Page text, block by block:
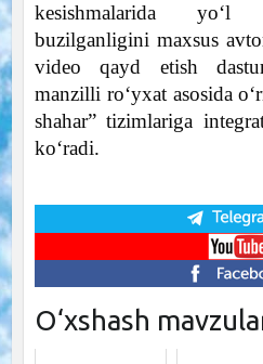
kesishmalarida yo‘l
buzilganligini maxsus
video qayd etish
manzilli ro‘yxat asosida
shahar” tizimlariga
ko‘radi.
O‘xshash